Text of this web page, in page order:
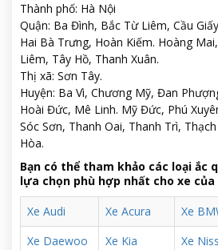
Thành phố: Hà Nội
Quận: Ba Đình, Bắc Từ Liêm, Cầu
Hai Bà Trưng, Hoàn Kiếm. Hoàng
Liêm, Tây Hồ, Thanh Xuân.
Thị xã: Sơn Tây.
Huyện: Ba Vì, Chương Mỹ, Đan
Hoài Đức, Mê Linh. Mỹ Đức, Phú
Sóc Sơn, Thanh Oai, Thanh Trì,
Hòa.
Bạn có thể tham khảo các loại ắc
lựa chọn phù hợp nhất cho xe của
Xe Audi
Xe Acura Xe
Xe Daewoo
Xe Kia Xe